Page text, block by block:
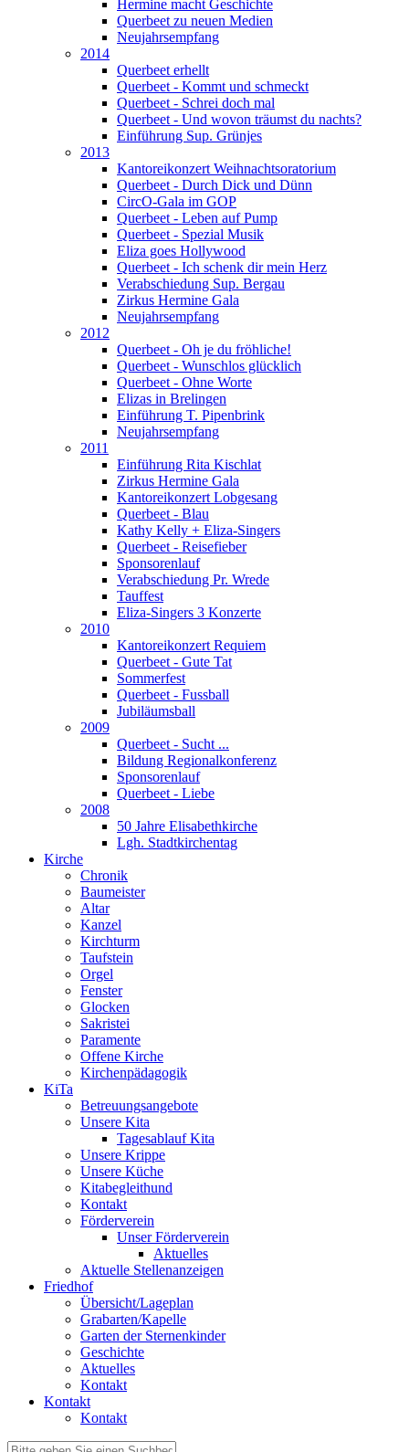
Hermine macht Geschichte
Querbeet zu neuen Medien
Neujahrsempfang
2014
Querbeet erhellt
Querbeet - Kommt und schmeckt
Querbeet - Schrei doch mal
Querbeet - Und wovon träumst du nachts?
Einführung Sup. Grünjes
2013
Kantoreikonzert Weihnachtsoratorium
Querbeet - Durch Dick und Dünn
CircO-Gala im GOP
Querbeet - Leben auf Pump
Querbeet - Spezial Musik
Eliza goes Hollywood
Querbeet - Ich schenk dir mein Herz
Verabschiedung Sup. Bergau
Zirkus Hermine Gala
Neujahrsempfang
2012
Querbeet - Oh je du fröhliche!
Querbeet - Wunschlos glücklich
Querbeet - Ohne Worte
Elizas in Brelingen
Einführung T. Pipenbrink
Neujahrsempfang
2011
Einführung Rita Kischlat
Zirkus Hermine Gala
Kantoreikonzert Lobgesang
Querbeet - Blau
Kathy Kelly + Eliza-Singers
Querbeet - Reisefieber
Sponsorenlauf
Verabschiedung Pr. Wrede
Tauffest
Eliza-Singers 3 Konzerte
2010
Kantoreikonzert Requiem
Querbeet - Gute Tat
Sommerfest
Querbeet - Fussball
Jubiläumsball
2009
Querbeet - Sucht ...
Bildung Regionalkonferenz
Sponsorenlauf
Querbeet - Liebe
2008
50 Jahre Elisabethkirche
Lgh. Stadtkirchentag
Kirche
Chronik
Baumeister
Altar
Kanzel
Kirchturm
Taufstein
Orgel
Fenster
Glocken
Sakristei
Paramente
Offene Kirche
Kirchenpädagogik
KiTa
Betreuungsangebote
Unsere Kita
Tagesablauf Kita
Unsere Krippe
Unsere Küche
Kitabegleithund
Kontakt
Förderverein
Unser Förderverein
Aktuelles
Aktuelle Stellenanzeigen
Friedhof
Übersicht/Lageplan
Grabarten/Kapelle
Garten der Sternenkinder
Geschichte
Aktuelles
Kontakt
Kontakt
Kontakt